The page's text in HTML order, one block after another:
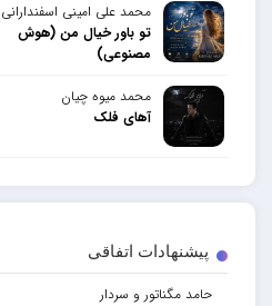
پیشنهادات اتفاقی
حامد مگناتور و سردار
محمد علی امینی اسفندارانی
تو باور خیال من (هوش
مصنوعی)
محمد میوه چیان
آهای فلک